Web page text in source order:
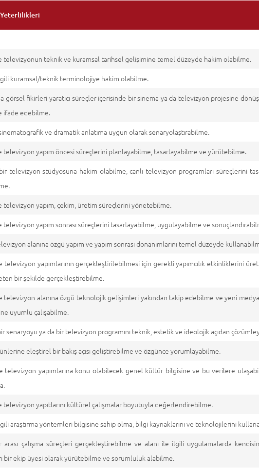
televizyonun teknik ve kuramsal tarihsel gelişimine temel düzeyde hakim olabilme.
kuramsal/teknik terminolojiye hakim olabilme.
görsel fikirleri yaratıcı süreçler içerisinde bir sinema ya da televizyon projesine
ifade edebilme.
ve dramatik anlatıma uygun olarak senaryolaştırabilme.
televizyon yapım öncesi süreçlerini planlayabilme, tasarlayabilme ve yürütebilme.
televizyon stüdyosuna hakim olabilme, canlı televizyon programları süreçlerini
televizyon yapım, çekim, üretim süreçlerini yönetebilme.
televizyon yapım sonrası süreçlerini tasarlayabilme, uygulayabilme ve
alanına özgü yapım ve yapım sonrası donanımlarını temel düzeyde
televizyon yapımlarının gerçekleştirilebilmesi için gerekli yapımcılık etkinliklerini
bir şekilde gerçekleştirebilme.
televizyon alanına özgü teknolojik gelişimleri yakından takip edebilme ve yeni
uyumlu çalışabilme.
senaryoyu ya da bir televizyon programını teknik, estetik ve ideolojik açıdan
eleştirel bir bakış açısı geliştirebilme ve özgünce yorumlayabilme.
televizyon yapımlarına konu olabilecek genel kültür bilgisine ve bu verilere
televizyon yapıtlarını kültürel çalışmalar boyutuyla değerlendirebilme.
araştırma yöntemleri bilgisine sahip olma, bilgi kaynaklarını ve teknolojilerini
arası çalışma süreçleri gerçekleştirebilme ve alanı ile ilgili uygulamalarda
bir ekip üyesi olarak yürütebilme ve sorumluluk alabilme.